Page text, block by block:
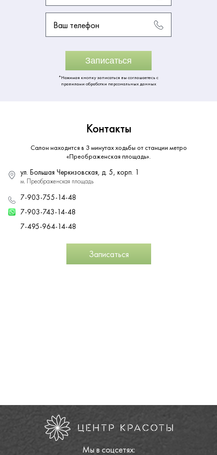
Ваш телефон
Записаться
*Нажимая кнопку записаться вы соглашаетесь с
правилами обработки персональных данных
Контакты
Салон находится в 3 минутах ходьбы от станции метро
«Преображенская площадь».
ул. Большая Черкизовская, д. 5, корп. 1
м. Преображенская площадь
7-903-755-14-48
7-903-743-14-48
7-495-964-14-48
Записаться
Мы в соцсетях: